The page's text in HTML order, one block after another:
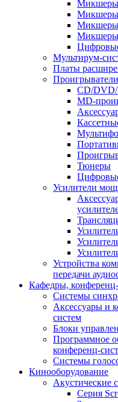
Микшеры
Микшеры
Микшеры
Микшеры
Мультирум-
Платы
CD/DVD/
MD-
Тюнеры
Усилители
Устройства
передачи
Кафедры,
Cистемы
Аксессуары и
систем
Блоки
Программное
конференц-
Системы
Кинооборудование
Акустические
Cерия